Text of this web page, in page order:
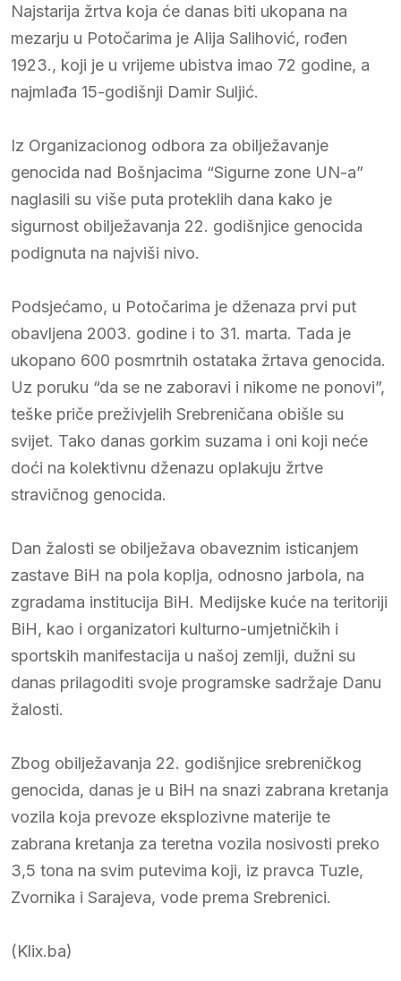
Najstarija žrtva koja će danas biti ukopana na
mezarju u Potočarima je Alija Salihović, rođen
1923., koji je u vrijeme ubistva imao 72 godine, a
najmlađa 15-godišnji Damir Suljić.
Iz Organizacionog odbora za obilježavanje
genocida nad Bošnjacima “Sigurne zone UN-a”
naglasili su više puta proteklih dana kako je
sigurnost obilježavanja 22. godišnjice genocida
podignuta na najviši nivo.
Podsjećamo, u Potočarima je dženaza prvi put
obavljena 2003. godine i to 31. marta. Tada je
ukopano 600 posmrtnih ostataka žrtava genocida.
Uz poruku “da se ne zaboravi i nikome ne ponovi”,
teške priče preživjelih Srebreničana obišle su
svijet. Tako danas gorkim suzama i oni koji neće
doći na kolektivnu dženazu oplakuju žrtve
stravičnog genocida.
Dan žalosti se obilježava obaveznim isticanjem
zastave BiH na pola koplja, odnosno jarbola, na
zgradama institucija BiH. Medijske kuće na teritoriji
BiH, kao i organizatori kulturno-umjetničkih i
sportskih manifestacija u našoj zemlji, dužni su
danas prilagoditi svoje programske sadržaje Danu
žalosti.
Zbog obilježavanja 22. godišnjice srebreničkog
genocida, danas je u BiH na snazi zabrana kretanja
vozila koja prevoze eksplozivne materije te
zabrana kretanja za teretna vozila nosivosti preko
3,5 tona na svim putevima koji, iz pravca Tuzle,
Zvornika i Sarajeva, vode prema Srebrenici.
(Klix.ba)